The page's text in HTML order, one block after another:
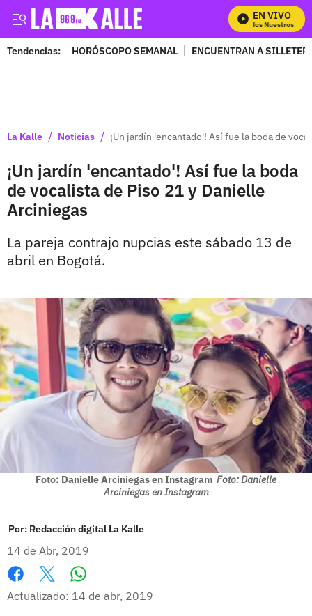
EN VIVO
Mira Todos Nuestros
Tendencias: HORÓSCOPO SEMANAL ENCUENTRAN A
La Kalle / Noticias / ¡Un jardín 'encantado'! Así fue la boda de
¡Un jardín 'encantado'! Así fue la boda
de vocalista de Piso 21 y Danielle
Arciniegas
La pareja contrajo nupcias este sábado 13 de
abril en Bogotá.
Foto: Danielle Arciniegas en Instagram Foto: Danielle
Arciniegas en Instagram
Por: Redacción digital La Kalle
14 de Abr, 2019
Facebook
X
Actualizado: 14 de abr, 2019